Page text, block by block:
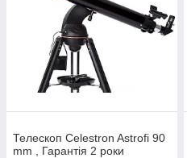
Телескоп Celestron Astrofi 90
mm , Гарантія 2 роки